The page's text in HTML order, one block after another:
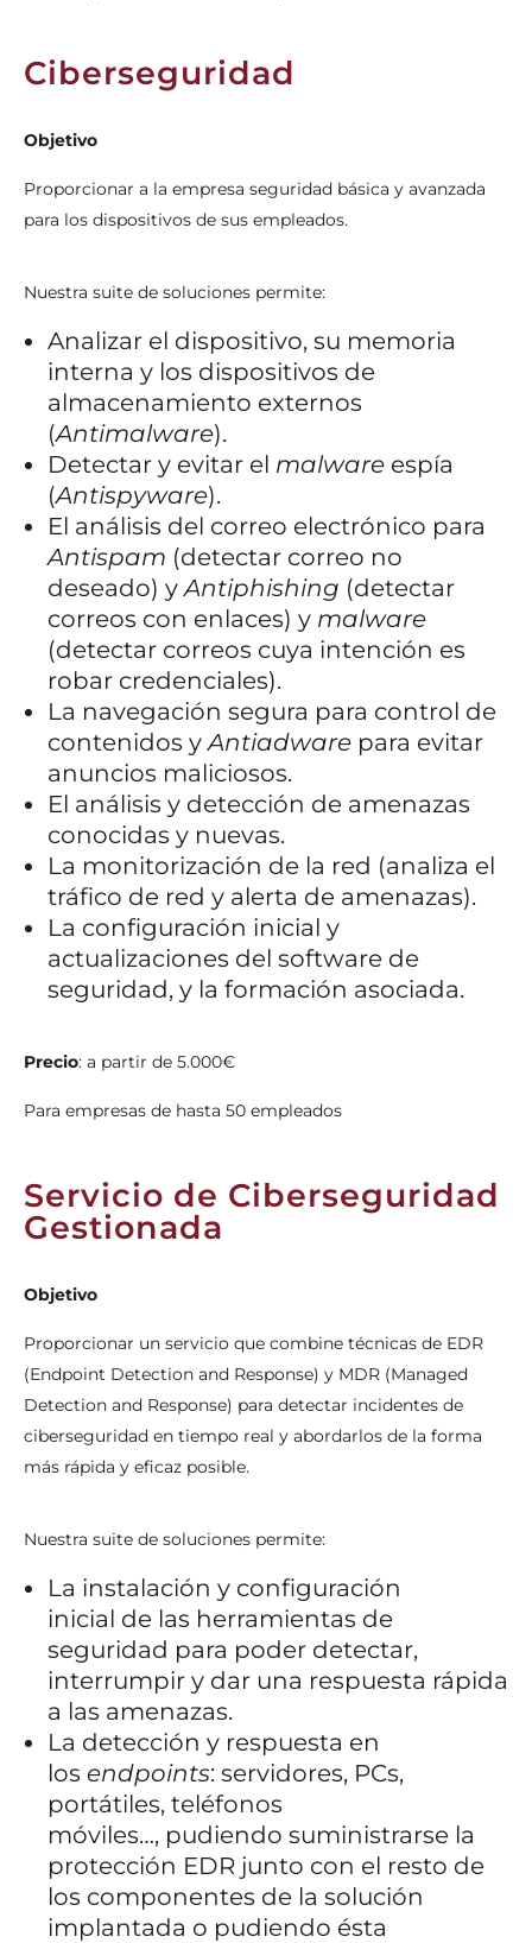
Ciberseguridad
Objetivo
Proporcionar a la empresa seguridad básica y avanzada
para los dispositivos de sus empleados.
Nuestra suite de soluciones permite:
Analizar el dispositivo, su memoria
interna y los dispositivos de
almacenamiento externos
(Antimalware).
Detectar y evitar el malware espía
(Antispyware).
El análisis del correo electrónico para
Antispam (detectar correo no
deseado) yAntiphishing (detectar
correos con enlaces) y malware
(detectar correos cuya intención es
robar credenciales).
La navegación segura para control de
contenidos yAntiadware para evitar
anuncios maliciosos.
El análisis y detección de amenazas
conocidas y nuevas.
La monitorización de la red (analiza el
tráfico de red y alerta de amenazas).
La configuración inicial y
actualizaciones del software de
seguridad, y la formación asociada.
Precio: a partir de 5.000€
Para empresas de hasta 50 empleados
Servicio de Ciberseguridad
Gestionada
Objetivo
Proporcionar un servicio que combine técnicas de EDR
(Endpoint Detection and Response) y MDR (Managed
Detection and Response) para detectar incidentes de
ciberseguridad en tiempo real y abordarlos de la forma
más rápida y eficaz posible.
Nuestra suite de soluciones permite:
La instalación y configuración
inicial de las herramientas de
seguridad para poder detectar,
interrumpir y dar una respuesta rápida
a las amenazas.
La detección y respuesta en
los endpoints: servidores, PCs,
portátiles, teléfonos
móviles…, pudiendo suministrarse la
protección EDR junto con el resto de
los componentes de la solución
implantada o pudiendo ésta